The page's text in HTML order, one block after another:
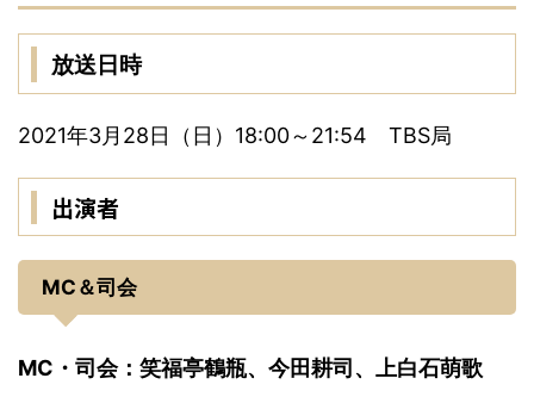
放送日時
2021年3月28日（日）18:00～21:54 TBS局
出演者
MC＆司会
MC・司会：笑福亭鶴瓶、今田耕司、上白石萌歌